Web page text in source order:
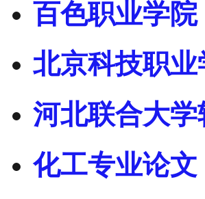
百色职业学院
北京科技职业
河北联合大
化工专业论文